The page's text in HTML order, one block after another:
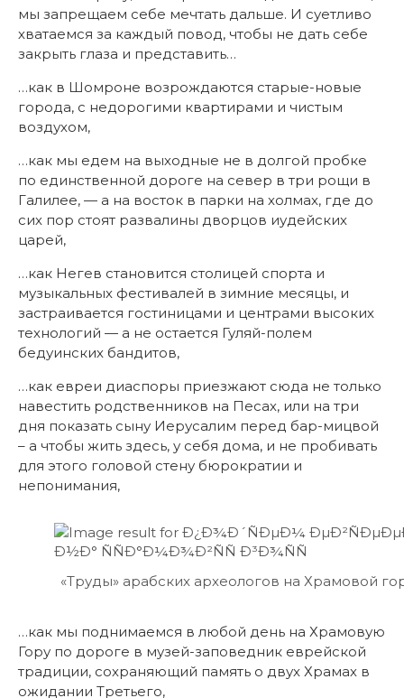
мы запрещаем себе мечтать дальше. И суетливо
хватаемся за каждый повод, чтобы не дать себе
закрыть глаза и представить…
…как в Шомроне возрождаются старые-новые
города, с недорогими квартирами и чистым
воздухом,
…как мы едем на выходные не в долгой пробке
по единственной дороге на север в три рощи в
Галилее, — а на восток в парки на холмах, где до
сих пор стоят развалины дворцов иудейских
царей,
…как Негев становится столицей спорта и
музыкальных фестивалей в зимние месяцы, и
застраивается гостиницами и центрами высоких
технологий — а не остается Гуляй-полем
бедуинских бандитов,
…как евреи диаспоры приезжают сюда не только
навестить родственников на Песах, или на три
дня показать сыну Иерусалим перед бар-мицвой
– а чтобы жить здесь, у себя дома, и не пробивать
для этого головой стену бюрократии и
непонимания,
«Труды» арабских археологов на Храмовой
…как мы поднимаемся в любой день на Храмовую
Гору по дороге в музей-заповедник еврейской
традиции, сохраняющий память о двух Храмах в
ожидании Третьего,